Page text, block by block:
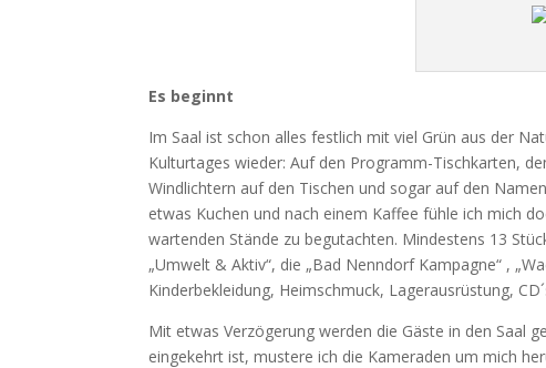
Es beginnt
Im Saal ist schon alles festlich mit viel Grün aus der
Kulturtages wieder: Auf den Programm-Tischkarten,
Windlichtern auf den Tischen und sogar auf den
etwas Kuchen und nach einem Kaffee fühle ich mich
wartenden Stände zu begutachten. Mindestens 13
„Umwelt & Aktiv“, die „Bad Nenndorf Kampagne“ ,
Kinderbekleidung, Heimschmuck, Lagerausrüstung,
Mit etwas Verzögerung werden die Gäste in den Saal
eingekehrt ist, mustere ich die Kameraden um mich